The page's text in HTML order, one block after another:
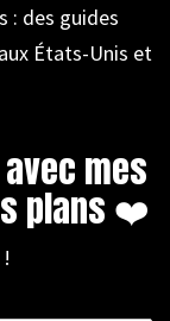
: des guides
États-Unis et
mes
plans ❤️